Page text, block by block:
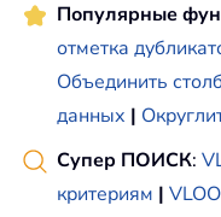
Популярные
отметка
Объединить
данных |
Супер ПОИСК:
критериям |